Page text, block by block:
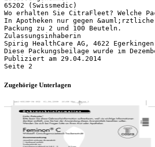
65202 (Swissmedic)
Wo erhalten Sie CitraFleet? Welche
In Apotheken nur gegen
Packung zu 2 und 100 Beuteln.
Zulassungsinhaberin
Spirig HealthCare AG, 4622
Diese Packungsbeilage wurde im
Publiziert am 29.04.2014
Zugehörige Unterlagen